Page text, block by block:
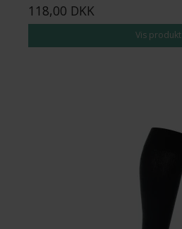
118,00 DKK
Vis produkt